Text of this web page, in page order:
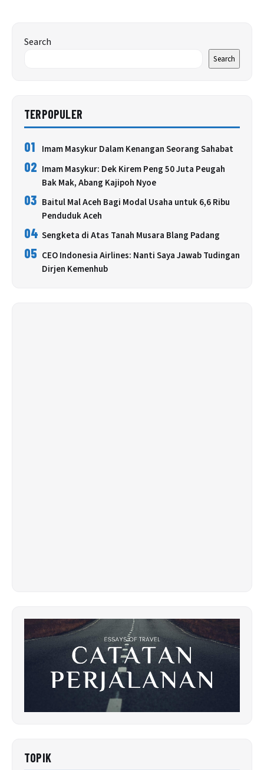
Search
Search
TERPOPULER
01 Imam Masykur Dalam Kenangan Seorang Sahabat
02 Imam Masykur: Dek Kirem Peng 50 Juta Peugah
Bak Mak, Abang Kajipoh Nyoe
03 Baitul Mal Aceh Bagi Modal Usaha untuk 6,6 Ribu
Penduduk Aceh
04 Sengketa di Atas Tanah Musara Blang Padang
05 CEO Indonesia Airlines: Nanti Saya Jawab Tudingan
Dirjen Kemenhub
TOPIK